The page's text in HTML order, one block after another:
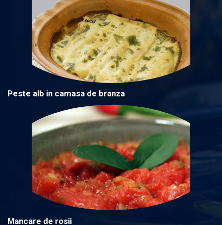
Peste alb in camasa de branza
Mancare de rosii